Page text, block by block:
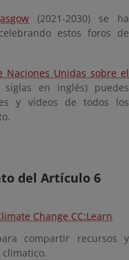
(2021-2030) se ha
estos foros de
Naciones Unidas sobre el
siglas en inglés) puedes
y vídeos de todos los
del Artículo 6
Change CC:Learn
compartir recursos y